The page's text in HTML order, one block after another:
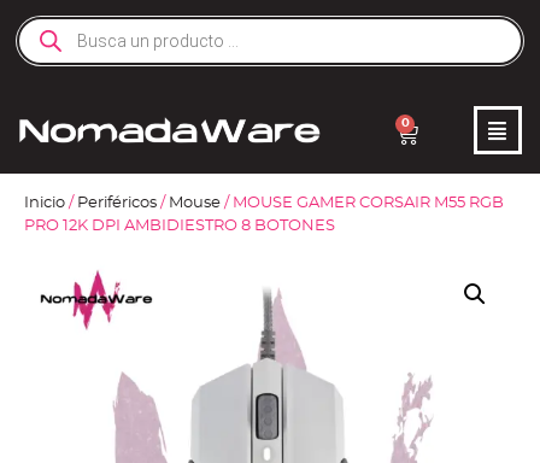
0
Inicio / Periféricos / Mouse / MOUSE GAMER CORSAIR M55 RGB
PRO 12K DPI AMBIDIESTRO 8 BOTONES